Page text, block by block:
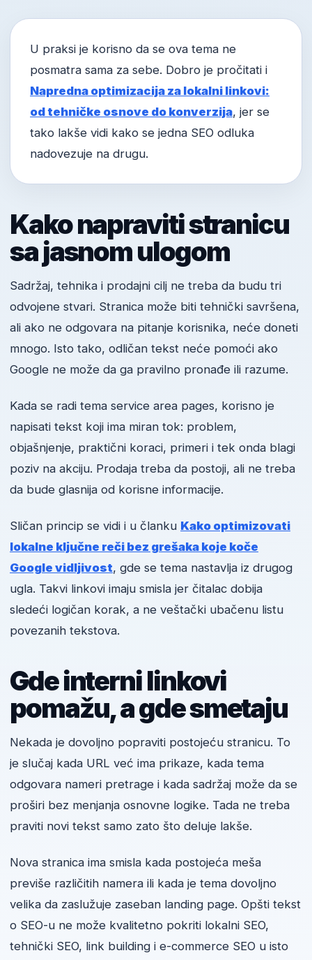
U praksi je korisno da se ova tema ne
posmatra sama za sebe. Dobro je pročitati i
Napredna optimizacija za lokalni linkovi:
od tehničke osnove do konverzija, jer se
tako lakše vidi kako se jedna SEO odluka
nadovezuje na drugu.
Kako napraviti stranicu
sa jasnom ulogom
Sadržaj, tehnika i prodajni cilj ne treba da budu tri
odvojene stvari. Stranica može biti tehnički savršena,
ali ako ne odgovara na pitanje korisnika, neće doneti
mnogo. Isto tako, odličan tekst neće pomoći ako
Google ne može da ga pravilno pronađe ili razume.
Kada se radi tema service area pages, korisno je
napisati tekst koji ima miran tok: problem,
objašnjenje, praktični koraci, primeri i tek onda blagi
poziv na akciju. Prodaja treba da postoji, ali ne treba
da bude glasnija od korisne informacije.
Sličan princip se vidi i u članku Kako optimizovati
lokalne ključne reči bez grešaka koje koče
Google vidljivost, gde se tema nastavlja iz drugog
ugla. Takvi linkovi imaju smisla jer čitalac dobija
sledeći logičan korak, a ne veštački ubačenu listu
povezanih tekstova.
Gde interni linkovi
pomažu, a gde smetaju
Nekada je dovoljno popraviti postojeću stranicu. To
je slučaj kada URL već ima prikaze, kada tema
odgovara nameri pretrage i kada sadržaj može da se
proširi bez menjanja osnovne logike. Tada ne treba
praviti novi tekst samo zato što deluje lakše.
Nova stranica ima smisla kada postojeća meša
previše različitih namera ili kada je tema dovoljno
velika da zaslužuje zaseban landing page. Opšti tekst
o SEO-u ne može kvalitetno pokriti lokalni SEO,
tehnički SEO, link building i e-commerce SEO u isto